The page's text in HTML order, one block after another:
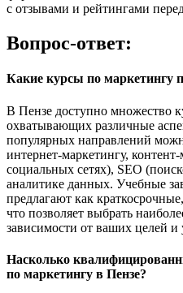
с отзывами и рейтингами
Вопрос-ответ:
Какие курсы по маркетингу
В Пензе доступно множество
охватывающих различные
популярных направлений
интернет-маркетингу,
социальных сетях), SEO
аналитике данных. Учебные
предлагают как
что позволяет выбрать
зависимости от ваших целей и
Насколько
по маркетингу в Пензе?